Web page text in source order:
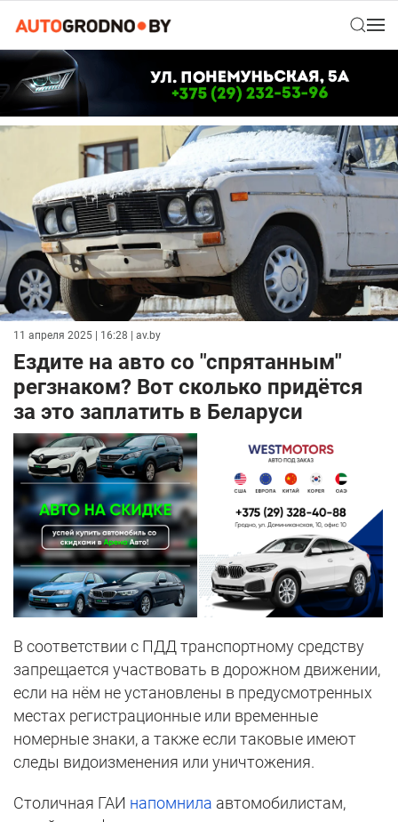
11 апреля 2025 | 16:28 | av.by
Ездите на авто со "спрятанным"
регзнаком? Вот сколько придётся
за это заплатить в Беларуси
В соответствии с ПДД транспортному средству
запрещается участвовать в дорожном движении,
если на нём не установлены в предусмотренных
местах регистрационные или временные
номерные знаки, а также если таковые имеют
следы видоизменения или уничтожения.
Столичная ГАИ напомнила автомобилистам,